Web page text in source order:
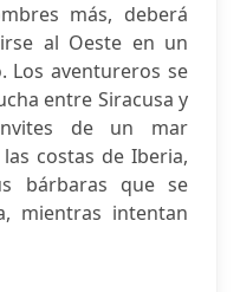
más, deberá
al Oeste en un
Los aventureros se
entre Siracusa y
de un mar
costas de Iberia,
bárbaras que se
mientras intentan